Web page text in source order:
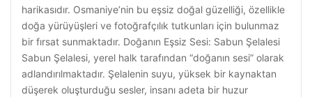
harikasıdır. Osmaniye’nin bu eşsiz doğal güzelliği, özellikle
doğa yürüyüşleri ve fotoğrafçılık tutkunları için bulunmaz
bir fırsat sunmaktadır. Doğanın Eşsiz Sesi: Sabun Şelalesi
Sabun Şelalesi, yerel halk tarafından “doğanın sesi” olarak
adlandırılmaktadır. Şelalenin suyu, yüksek bir kaynaktan
düşerek oluşturduğu sesler, insanı adeta bir huzur